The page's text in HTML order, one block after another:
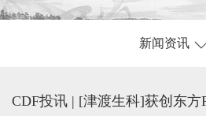
新闻资讯
CDF投讯 | [津渡生科]获创东方